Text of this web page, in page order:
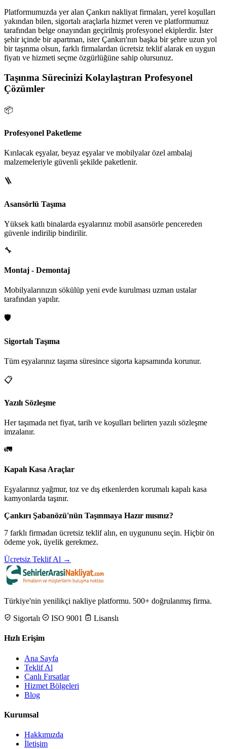
Platformumuzda yer alan Çankırı nakliyat firmaları, yerel koşulları
yakından bilen, sigortalı araçlarla hizmet veren ve platformumuz
tarafından belge onayından geçirilmiş profesyonel ekiplerdir. İster
şehir içinde bir apartman, ister Çankırı'nın başka bir şehre uzun yol
bir taşınma olsun, farklı firmalardan ücretsiz teklif alarak en uygun
fiyatı ve hizmeti seçme özgürlüğüne sahip olursunuz.
Taşınma Sürecinizi Kolaylaştıran Profesyonel
Çözümler
📦
Profesyonel Paketleme
Kırılacak eşyalar, beyaz eşyalar ve mobilyalar özel ambalaj
malzemeleriyle güvenli şekilde paketlenir.
🪜
Asansörlü Taşıma
Yüksek katlı binalarda eşyalarınız mobil asansörle pencereden
güvenle indirilip bindirilir.
🔧
Montaj - Demontaj
Mobilyalarınızın sökülüp yeni evde kurulması uzman ustalar
tarafından yapılır.
🛡️
Sigortalı Taşıma
Tüm eşyalarınız taşıma süresince sigorta kapsamında korunur.
📋
Yazılı Sözleşme
Her taşımada net fiyat, tarih ve koşulları belirten yazılı sözleşme
imzalanır.
🚛
Kapalı Kasa Araçlar
Eşyalarınız yağmur, toz ve dış etkenlerden korumalı kapalı kasa
kamyonlarda taşınır.
Çankırı Şabanözü'nün Taşınmaya Hazır mısınız?
7 farklı firmadan ücretsiz teklif alın, en uygununu seçin. Hiçbir ön
ödeme yok, üyelik gerekmez.
Ücretsiz Teklif Al →
Türkiye'nin yenilikçi nakliye platformu. 500+ doğrulanmış firma.
Sigortalı
ISO 9001 Lisanslı
Hızlı Erişim
Ana Sayfa
Teklif Al
Canlı Fırsatlar
Hizmet Bölgeleri
Blog
Kurumsal
Hakkımızda
İletişim